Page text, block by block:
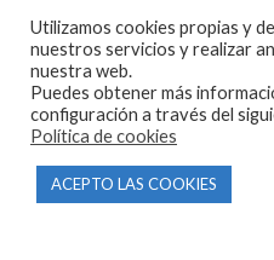
NAVEGACIÓN
Inicio
Tienda
Tasamos tu moto
Contacto
Utilizamos cookies propias y
nuestros servicios y realizar
nuestra web.
Puedes obtener más
configuración a través del
Política de cookies
ACEPTO LAS COOKIES